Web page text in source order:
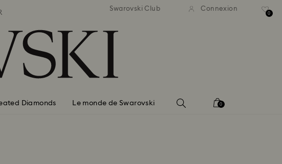
Livraison standard gratuite pour
une commande supérieure à 99 EUR
Livraison standard
une commande supérieure
Swarovski Club Connexion
0
Diamonds Le monde de Swarovski 0